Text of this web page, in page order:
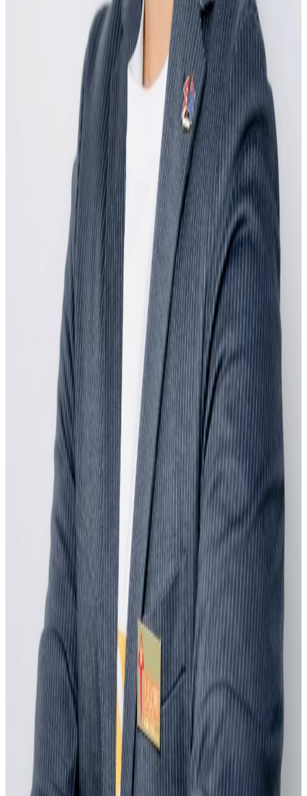
“वन कन्ट्री, मेनी स्टोरीज” भन्ने नारासहित आयोजना हुन लागेको यो
फेस्टिभलले नेपाली समुदायबीचको एकता तथा सद्भाव सुदृढ गर्नुका
साथै अन्तर्राष्ट्रिय मञ्चमा नेपाली संस्कृति र पहिचानलाई परिचित
गराउने लक्ष्य राखेको छ।
नेपालीपन, समुदायिक भावना र सांस्कृतिक गौरवलाई उजागर गर्ने यो
ऐतिहासिक कार्यक्रमलाई उत्सवको रूपमा मनाउन आयोजकले सम्पूर्ण
नेपाली समुदाय तथा शुभचिन्तकहरूलाई आह्वान गरेको छ।
यस वेवसाइटमा प्रकाशित समाचार, विचार र लेखबारे तपाईंको कुनै
प्रतिक्रिया, गुनासो, सुझाव र सल्लाह छन् भने कृपया हामीलाई निम्न ईमेलमा
पठाउनुहोला । तपाईंको सहयोगले हामीलाई निष्पक्ष र तटस्थ पत्रकारिता गर्न
टेवा पुग्नेछ । सम्पर्क इमेल :
info@nepaltube.com.au
प्रतिक्रिया दिनुहोस
टिप्पणीहरू लोड हुँदैछ…
#darwin Nepal festival 2026 #Nepalfestival
सम्बन्धित समाचार
अष्ट्रेलियामा नर्सको तलब पाँचौं पटक वृद्धि
२०२६ अगस्ट ३
अस्ट्रेलियामा विवाह घट्यो, बढ्यो सम्बन्धविच्छेद
२०२६ जुलाई २९
थापाथलीबाट अष्ट्रेलियाका घरको डिजाइन
२०२६ जुलाई २७
अष्ट्रेलियामा मन्त्रालयका कर्मचारीले भ्रष्टाचार गरेको